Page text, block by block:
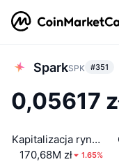
SparkSPK #351
0,05617
Kapitalizacja rynkowa
170,68M zł
1.65%